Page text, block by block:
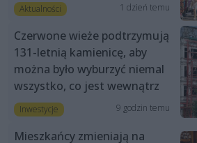
Aktualności 1 dzień temu
Czerwone wieże podtrzymują
131-letnią kamienicę, aby
można było wyburzyć niemal
wszystko, co jest wewnątrz
Inwestycje 9 godzin temu
Mieszkańcy zmieniają na